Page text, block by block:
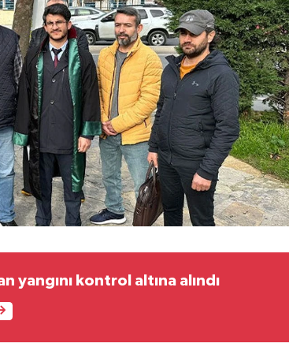
yangını kontrol altına alındı